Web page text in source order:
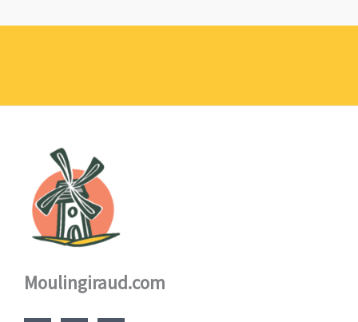
prix :
Moulingiraud.com